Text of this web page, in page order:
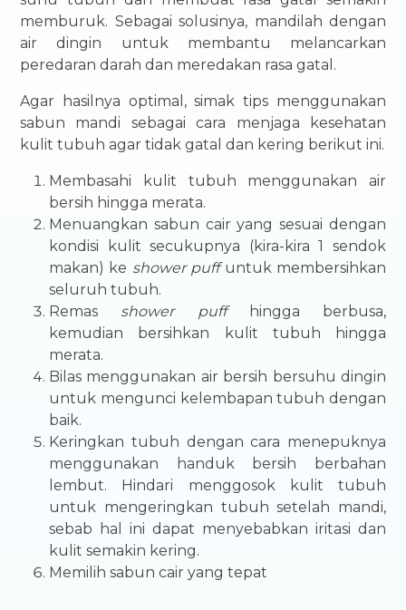
memburuk. Sebagai solusinya, mandilah dengan
air dingin untuk membantu melancarkan
peredaran darah dan meredakan rasa gatal.
Agar hasilnya optimal, simak tips menggunakan
sabun mandi sebagai cara menjaga kesehatan
kulit tubuh agar tidak gatal dan kering berikut ini.
Membasahi kulit tubuh menggunakan air
bersih hingga merata.
Menuangkan sabun cair yang sesuai dengan
kondisi kulit secukupnya (kira-kira 1 sendok
makan) ke shower puffuntuk membersihkan
seluruh tubuh.
Remas shower puff
hingga berbusa,
kemudian bersihkan kulit tubuh hingga
merata.
Bilas menggunakan air bersih bersuhu dingin
untuk mengunci kelembapan tubuh dengan
baik.
Keringkan tubuh dengan cara menepuknya
menggunakan handuk bersih berbahan
lembut. Hindari menggosok kulit tubuh
untuk mengeringkan tubuh setelah mandi,
sebab hal ini dapat menyebabkan iritasi dan
kulit semakin kering.
Memilih sabun cair yang tepat